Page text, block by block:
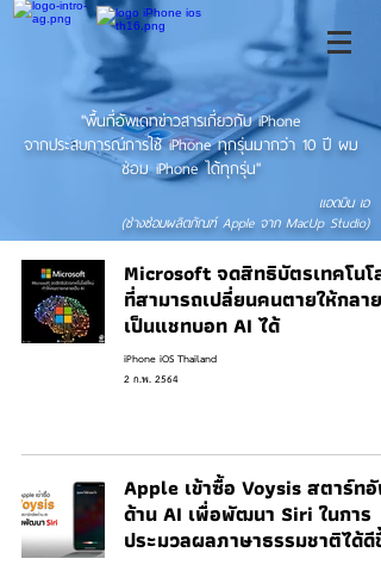
"พื้นที่อัพเดทข่าวสารเกี่ยวกับ iPhone
จากประสบการณ์การใช้ iPhone ทุกรุ่นมากว่า 10 ปี ผม
ซ่อม iPhone ได้ทุกรุ่น"
แอดมิน เอ
(ช่างซ่อมผลิตภัณฑ์ Apple จาก MacUp Studio)
Microsoft จดสิทธิบัตรเทคโนโลยี
ที่สามารถเปลี่ยนคนตายให้กลาย
เป็นแชทบอท AI ได้
iPhone iOS Thailand
2 ก.พ. 2564
Apple เข้าซื้อ Voysis สตาร์ทอัพ
ด้าน AI เพื่อพัฒนา Siri ในการ
ประมวลผลภาษาธรรมชาติได้ดีขึ้น